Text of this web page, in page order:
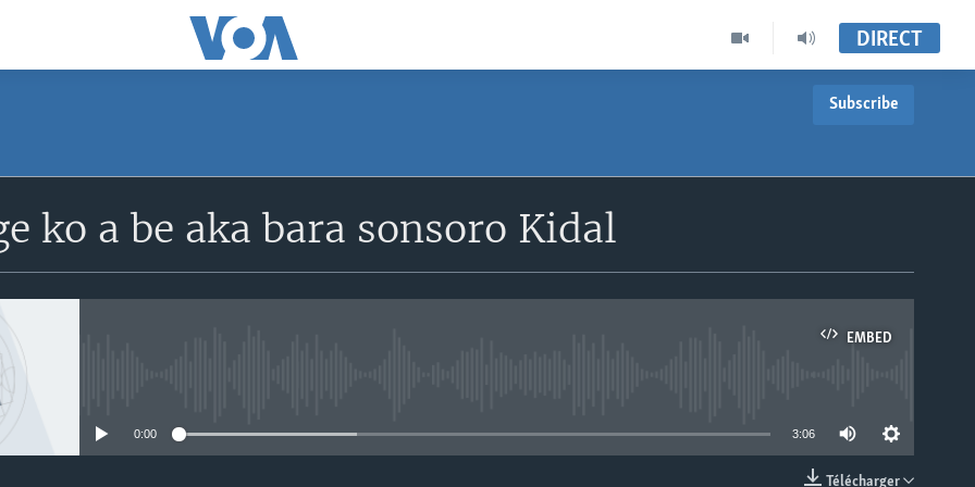
DIRECT
Subscribe
ko a be aka bara sonsoro Kidal
EMBED
0:00 3:06
Télécharger